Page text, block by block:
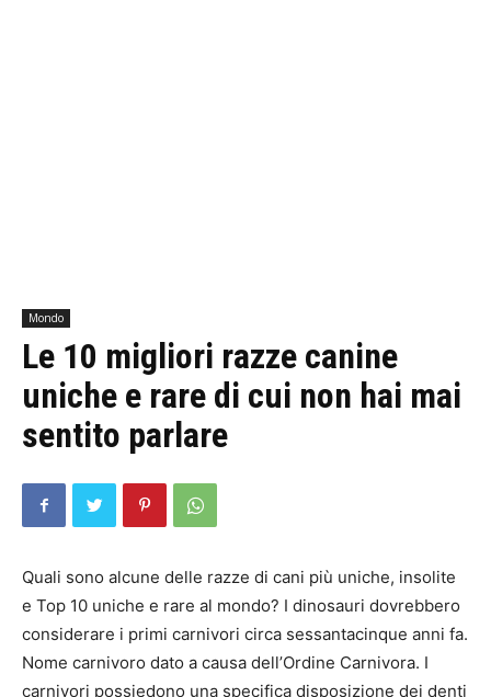
Mondo
Le 10 migliori razze canine
uniche e rare di cui non hai mai
sentito parlare
Quali sono alcune delle razze di cani più uniche, insolite
e Top 10 uniche e rare al mondo? I dinosauri dovrebbero
considerare i primi carnivori circa sessantacinque anni fa.
Nome carnivoro dato a causa dell’Ordine Carnivora. I
carnivori possiedono una specifica disposizione dei denti